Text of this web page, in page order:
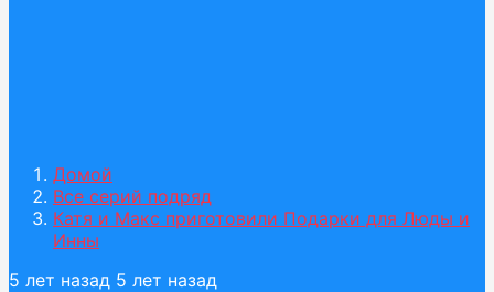
Домой
Все серий подряд
Катя и Макс приготовили Подарки для Люды и
Инны
5 лет назад 5 лет назад